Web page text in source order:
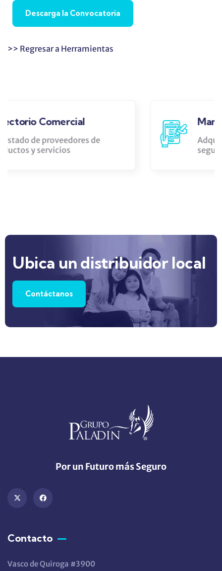
Descarga la Convocatoria
>> Regresar a Herramientas
Manual de Seguridad
Adquiere el libro para prevención y
Ubica un distribuidor local
Contáctanos
Por un Futuro más Seguro
Contacto
Vasco de Quiroga #3900